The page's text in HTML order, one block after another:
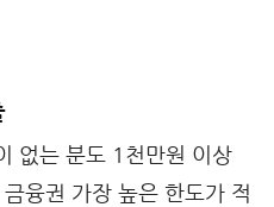
없는 분도 1천만원 이상
융권 가장 높은 한도가 적